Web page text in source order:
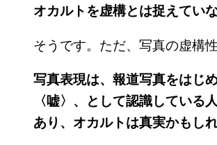
オカルトを虚構とは捉えてい
そうです。ただ、写真の虚構
写真表現は、報道写真をはじ
〈嘘〉、として認識してい
あり、オカルトは真実かもし